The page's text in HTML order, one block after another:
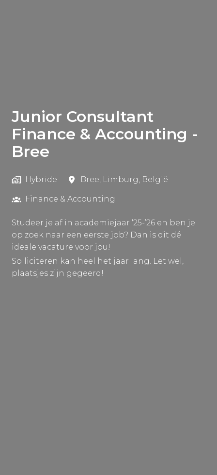
Junior Consultant
Finance & Accounting -
Bree
Hybride Bree, Limburg, België
Finance & Accounting
Studeer je af in academiejaar ‘25-’26 en ben je
op zoek naar een eerste job? Dan is dit dé
ideale vacature voor jou!
Solliciteren kan heel het jaar lang. Let wel,
plaatsjes zijn gegeerd!